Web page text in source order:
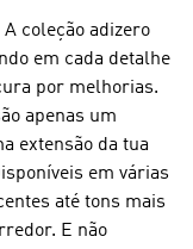
coleção adizero
em cada detalhe
por melhorias.
apenas um
extensão da tua
em várias
até tons mais
E não